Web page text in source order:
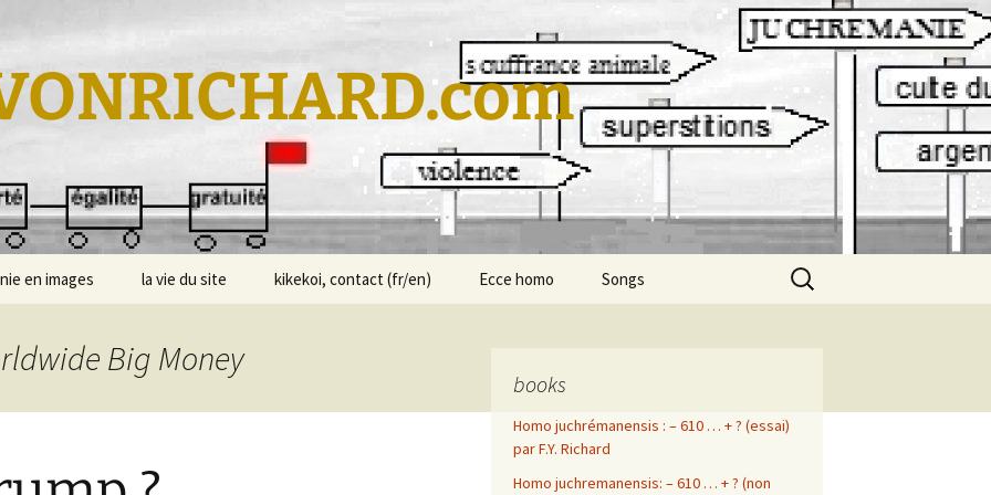
en images la vie du site kikekoi, contact (fr/en) Ecce homo Songs
franck-yvon richard
Polar
Rechercher :
Big Money
books
Homo juchrémanensis : – 610 … + ? (essai)
par F.Y. Richard
Homo juchremanensis: – 610 … + ? (non